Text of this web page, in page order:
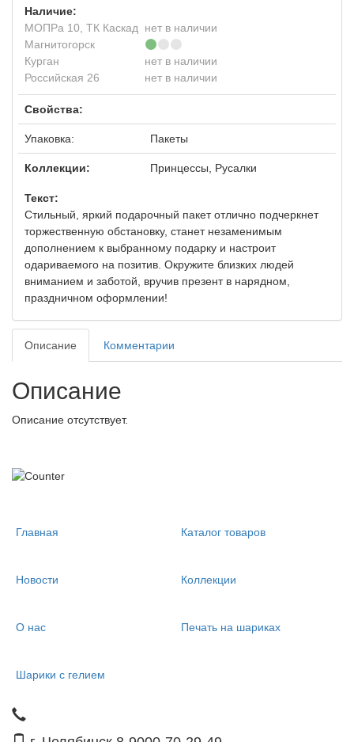
Наличие:
МОПРа 10, ТК Каскад
нет в наличии
Магнитогорск
Курган
нет в наличии
Российская 26
нет в наличии
Свойства:
Упаковка: Пакеты
Коллекции: Принцессы, Русалки
Текст:
Стильный, яркий подарочный пакет отлично подчеркнет
торжественную обстановку, станет незаменимым
дополнением к выбранному подарку и настроит
одариваемого на позитив. Окружите близких людей
вниманием и заботой, вручив презент в нарядном,
праздничном оформлении!
Описание Комментарии
Описание
Описание отсутствует.
Главная Каталог товаров
Новости Коллекции
О нас Печать на шариках
Шарики с гелием